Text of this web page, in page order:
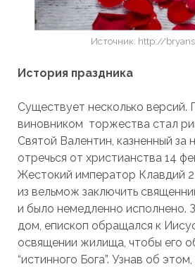
Источник: http://
История праздника
Существует несколько версий.
виновником торжества стал
Святой Валентин, казненный за
отречься от христианства 14
Жестокий император Клавдий
из вельмож заключить
и было немедленно исполнено.
дом, епископ обращался к
освящении жилища, чтобы его
“истинного Бога”. Узнав об